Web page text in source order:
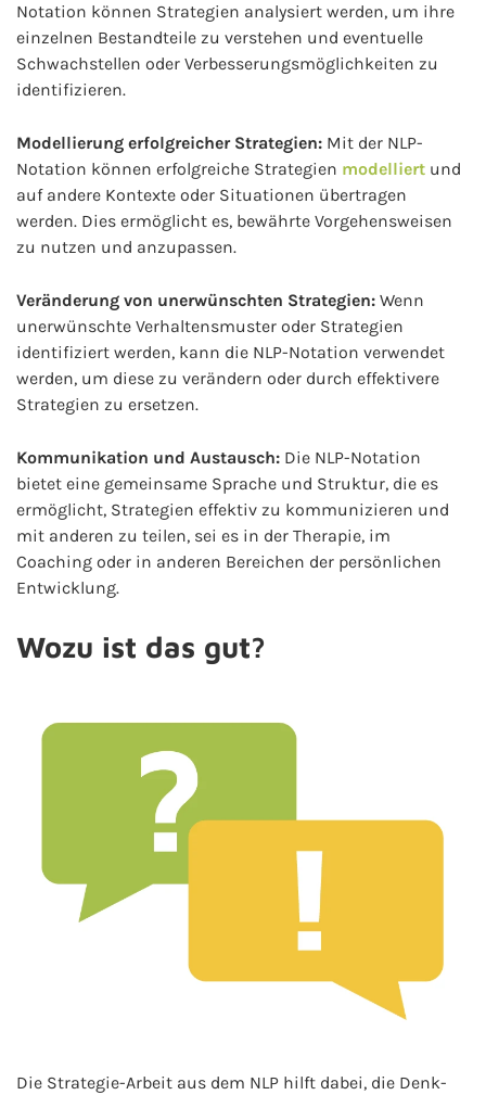
Notation können Strategien analysiert werden, um ihre
einzelnen Bestandteile zu verstehen und eventuelle
Schwachstellen oder Verbesserungsmöglichkeiten zu
identifizieren.
Modellierung erfolgreicher Strategien: Mit der NLP-
Notation können erfolgreiche Strategien modelliert und
auf andere Kontexte oder Situationen übertragen
werden. Dies ermöglicht es, bewährte Vorgehensweisen
zu nutzen und anzupassen.
Veränderung von unerwünschten Strategien: Wenn
unerwünschte Verhaltensmuster oder Strategien
identifiziert werden, kann die NLP-Notation verwendet
werden, um diese zu verändern oder durch effektivere
Strategien zu ersetzen.
Kommunikation und Austausch: Die NLP-Notation
bietet eine gemeinsame Sprache und Struktur, die es
ermöglicht, Strategien effektiv zu kommunizieren und
mit anderen zu teilen, sei es in der Therapie, im
Coaching oder in anderen Bereichen der persönlichen
Entwicklung.
Wozu ist das gut?
Die Strategie-Arbeit aus dem NLP hilft dabei, die Denk-